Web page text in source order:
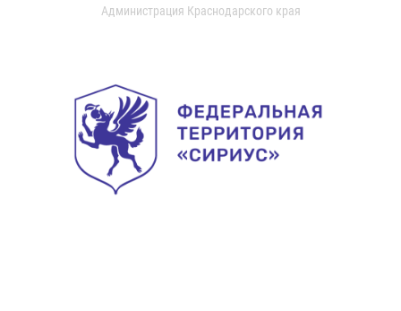
Администрация Краснодарского края